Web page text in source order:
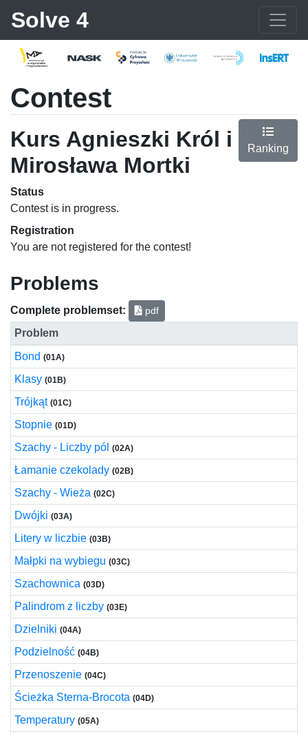
Solve 4
Contest
Kurs Agnieszki Król i
Mirosława Mortki
Ranking
Status
Contest is in progress.
Registration
You are not registered for the contest!
Problems
Complete problemset: pdf
Problem
Bond (01A)
Klasy (01B)
Trójkąt (01C)
Stopnie (01D)
Szachy - Liczby pól (02A)
Łamanie czekolady (02B)
Szachy - Wieża (02C)
Dwójki (03A)
Litery w liczbie (03B)
Małpki na wybiegu (03C)
Szachownica (03D)
Palindrom z liczby (03E)
Dzielniki (04A)
Podzielność (04B)
Przenoszenie (04C)
Ścieżka Sterna-Brocota (04D)
Temperatury (05A)